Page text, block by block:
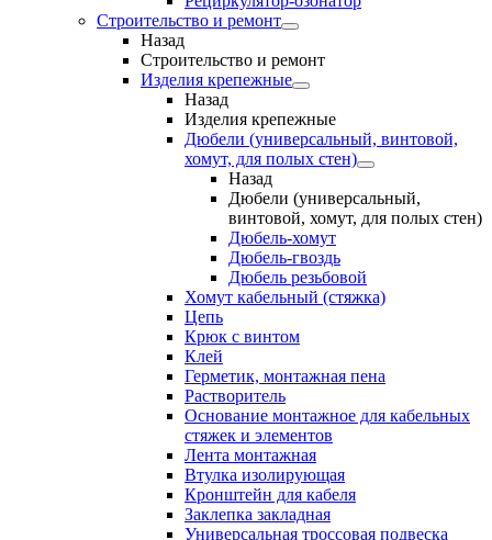
Строительство и ремонт
Назад
Строительство и ремонт
Изделия крепежные
Назад
Изделия крепежные
Дюбели (универсальный, винтовой,
хомут, для полых стен)
Назад
Дюбели (универсальный,
винтовой, хомут, для полых стен)
Дюбель-хомут
Дюбель-гвоздь
Дюбель резьбовой
Хомут кабельный (стяжка)
Цепь
Крюк с винтом
Клей
Герметик, монтажная пена
Растворитель
Основание монтажное для кабельных
стяжек и элементов
Лента монтажная
Втулка изолирующая
Кронштейн для кабеля
Заклепка закладная
Универсальная троссовая подвеска